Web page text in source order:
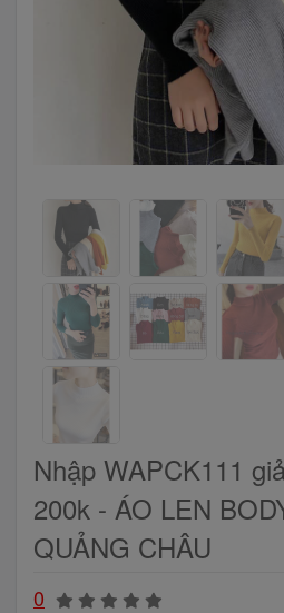
Nhập WAPCK111
200k - ÁO LEN
QUẢNG CHÂU
0